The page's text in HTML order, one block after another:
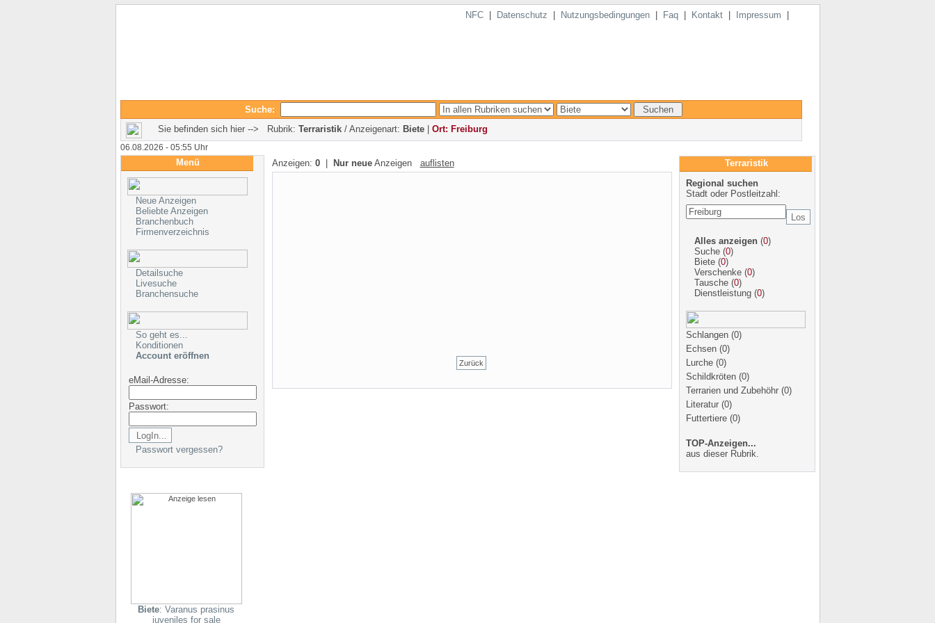
NFC| Datenschutz Nutzungsbedingungen| Faq| Kontakt| Impressum
Suche:
Sie befinden sich hier --> Rubrik: Terraristik/ Anzeigenart: Biete| Ort: Freiburg
06.08.2026 - 05:55 Uhr
Menü
Neue Anzeigen
Beliebte Anzeigen
Branchenbuch
Firmenverzeichnis
Detailsuche
Livesuche
Branchensuche
So geht es...
Konditionen
Account eröffnen
eMail-Adresse:
Passwort:
Passwort vergessen?
Biete: Varanus prasinus
juveniles for sale
Anzeigen: 0| Nur neueAnzeigen auflisten
Zurück
Terraristik
Regional suchen
Stadt oder Postleitzahl:
Alles anzeigen(0)
Suche(0)
Biete(0)
Verschenke(0)
Tausche(0)
Dienstleistung(0)
Schlangen(0)
Echsen(0)
Lurche(0)
Schildkröten(0)
Terrarien und Zubehöhr(0)
Literatur(0)
Futtertiere(0)
TOP-Anzeigen...
aus dieser Rubrik.